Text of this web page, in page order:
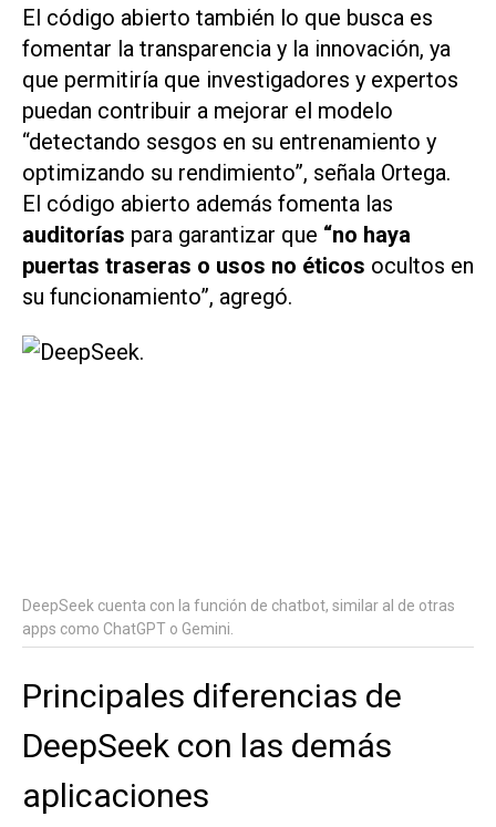
El código abierto también lo que busca es
fomentar la transparencia y la innovación, ya
que permitiría que investigadores y expertos
puedan contribuir a mejorar el modelo
“detectando sesgos en su entrenamiento y
optimizando su rendimiento”, señala Ortega.
El código abierto además fomenta las
auditorías para garantizar que “no haya
puertas traseras o usos no éticos ocultos en
su funcionamiento”, agregó.
DeepSeek cuenta con la función de chatbot, similar al de otras
apps como ChatGPT o Gemini.
Principales diferencias de
DeepSeek con las demás
aplicaciones